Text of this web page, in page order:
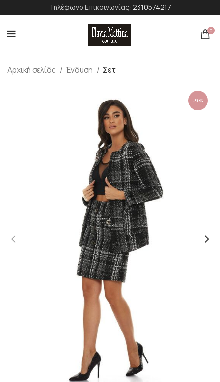
Τηλέφωνο Επικοινωνίας: 2310574217
0
Αρχική σελίδα Ένδυση Σετ
-9%